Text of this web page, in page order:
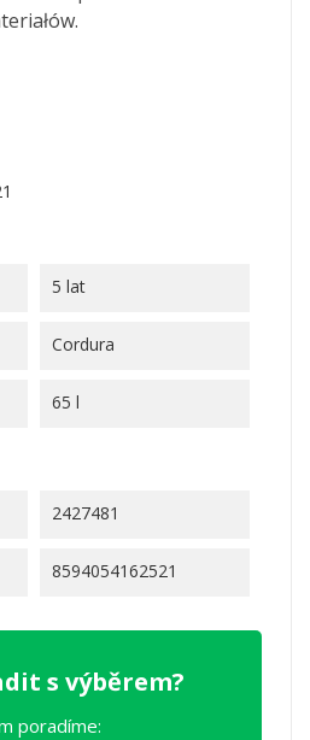
5 lat
Cordura
65 l
2427481
8594054162521
s výběrem?
poradíme: